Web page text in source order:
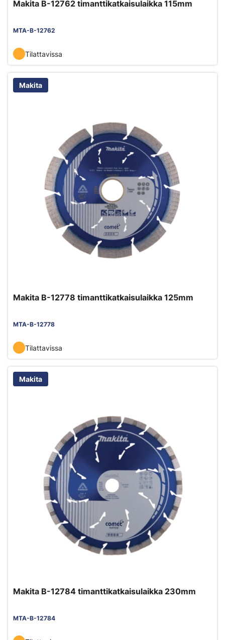
Makita B-12762 timanttikatkaisulaikka 115mm
MTA-B-12762
Tilattavissa
Makita
Makita B-12778 timanttikatkaisulaikka 125mm
MTA-B-12778
Tilattavissa
Makita
Makita B-12784 timanttikatkaisulaikka 230mm
MTA-B-12784